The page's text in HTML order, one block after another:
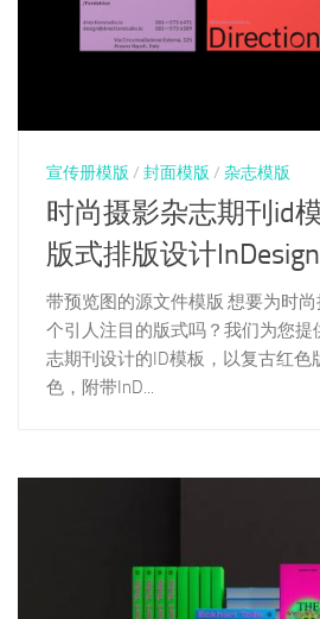
宣传册模版 / 封面模版 / 杂志模版
时尚摄影杂志期刊id
版式排版设计
带预览图的源文件模版 想要为时
个引人注目的版式吗？我们为您提
志期刊设计的ID模板，以复古红色
色，附带InD...